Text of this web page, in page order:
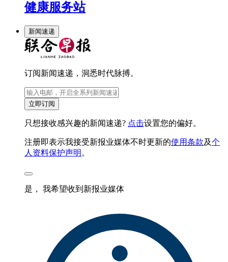
健康服务站
新闻速递
订阅新闻速递，洞悉时代脉搏。
立即订阅
只想接收感兴趣的新闻速递? 点击设置您的偏好。
注册即表示我接受新报业媒体不时更新的使用条款及个
人资料保护声明 。
是， 我希望收到新报业媒体